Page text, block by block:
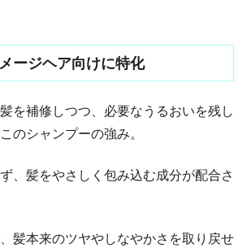
ージヘア向けに特化
を補修しつつ、必要なうるおいを残し
のシャンプーの強み。
、髪をやさしく包み込む成分が配合さ
髪本来のツヤやしなやかさを取り戻せ